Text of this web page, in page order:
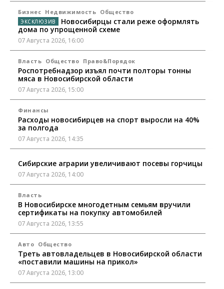
Бизнес Недвижимость Общество
Новосибирцы стали реже оформлять
дома по упрощенной схеме
07 Августа 2026, 16:00
Власть Общество Право&Порядок
Роспотребнадзор изъял почти полторы тонны
мяса в Новосибирской области
07 Августа 2026, 15:00
Финансы
Расходы новосибирцев на спорт выросли на 40%
за полгода
07 Августа 2026, 14:35
Сибирские аграрии увеличивают посевы горчицы
07 Августа 2026, 14:00
Власть
В Новосибирске многодетным семьям вручили
сертификаты на покупку автомобилей
07 Августа 2026, 13:55
Авто Общество
Треть автовладельцев в Новосибирской области
«поставили машины на прикол»
07 Августа 2026, 13:00